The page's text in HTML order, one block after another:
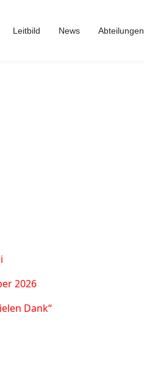
Leitbild News Abteilungen
2026
Dank“